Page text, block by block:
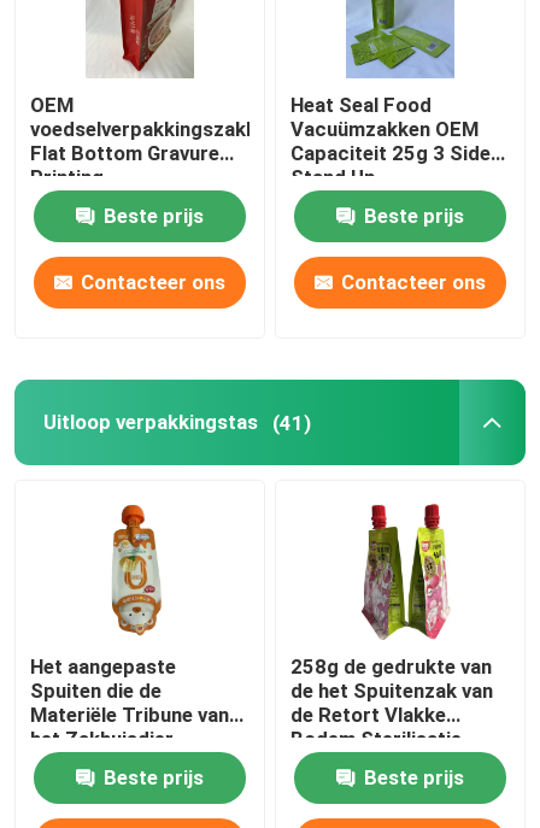
Gevormde Zak
Rice Packaging Bag
Verpakkende Etiketstickers
OEM
voedselverpakkingszakken
Flat Bottom Gravure
Printing
Cashewnootverpakkingszak
Beste prijs
Contacteer ons
Heat Seal Food
Vacuümzakken OEM
Capaciteit 25g 3 Side
Stand Up
Beste prijs
Contacteer ons
Uitloop verpakkingstas (41)
Het aangepaste
Spuiten die de
Materiële Tribune van
het Zakhuisdier
verpakken spuiten
omhoog ZakBeste prijs
258g de gedrukte van
de het Spuitenzak van
de Retort Vlakke
Bodem Sterilisatie
Juice Packaging Pouch
Beste prijs